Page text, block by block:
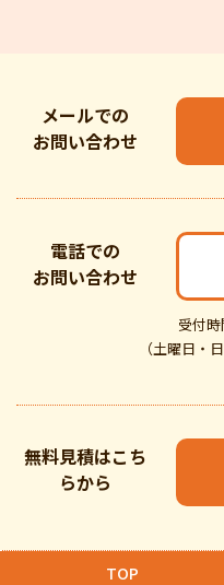
メールでの
お問い合わせ
電話での
お問い合わせ
受付
（土曜日・
無料見積はこち
らから
TOP